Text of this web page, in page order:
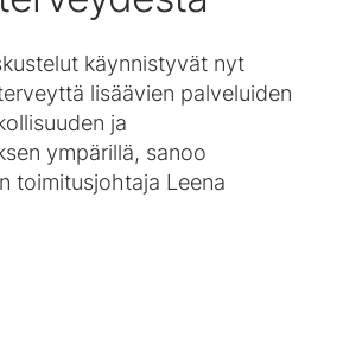
käynnistyvät nyt
lisäävien palveluiden
ja
ympärillä, sanoo
toimitusjohtaja Leena